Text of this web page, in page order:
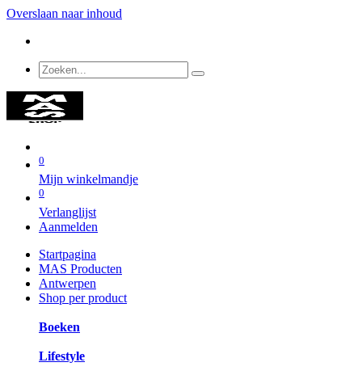
Overslaan naar inhoud
0
Mijn winkelmandje
0
Verlanglijst
Aanmelden
Startpagina
MAS Producten
Antwerpen
Shop per product
Boeken
Lifestyle